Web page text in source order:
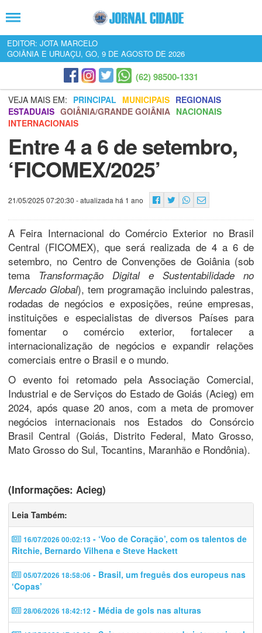
EDITOR: JOTA MARCELO
GOIÂNIA E URUAÇU, GO, 9 DE AGOSTO DE 2026
(62) 98500-1331
VEJA MAIS EM: PRINCIPAL MUNICIPAIS REGIONAIS
ESTADUAIS GOIÂNIA/GRANDE GOIÂNIA NACIONAIS
INTERNACIONAIS
Entre 4 a 6 de setembro,
‘FICOMEX/2025’
21/05/2025 07:20:30 - atualizada há 1 ano
A Feira Internacional do Comércio Exterior no Brasil
Central (FICOMEX), que será realizada de 4 a 6 de
setembro, no Centro de Convenções de Goiânia (sob
tema
Transformação Digital e Sustentabilidade no
Mercado Global), tem programação incluindo palestras,
rodadas de negócios e exposições, reúne empresas,
instituições e especialistas de diversos Países para
fomentar o comércio exterior, fortalecer a
internacionalização de negócios e expandir relações
comerciais entre o Brasil e o mundo.
O evento foi retomado pela Associação Comercial,
Industrial e de Serviços do Estado de Goiás (Acieg) em
2024, após quase 20 anos, com a meta de promover
negócios internacionais nos Estados do Consórcio
Brasil Central (Goiás, Distrito Federal, Mato Grosso,
Mato Grosso do Sul, Tocantins, Maranhão e Rondônia).
(Informações: Acieg)
Leia Também:
16/07/2026 00:02:13 - ‘Voo de Coração’, com os talentos de
Ritchie, Bernardo Vilhena e Steve Hackett
05/07/2026 18:58:06 - Brasil, um freguês dos europeus nas
‘Copas’
28/06/2026 18:42:12 - Média de gols nas alturas